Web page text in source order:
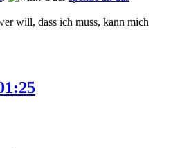
will, dass ich muss, kann mich